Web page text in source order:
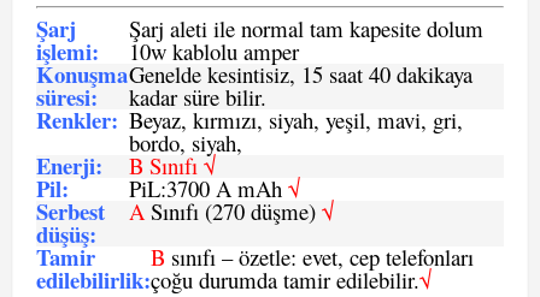
Şarj
işlemi:
Şarj aleti ile normal tam kapesite dolum
10w kablolu amper
Konuşma
süresi:
Genelde kesintisiz, 15 saat 40 dakikaya
kadar süre bilir.
Renkler: Beyaz, kırmızı, siyah, yeşil, mavi, gri,
bordo, siyah,
Enerji: B Sınıfı √
Pil: PiL:3700 A mAh √
Serbest
düşüş:
ASınıfı (270 düşme) √
Tamir
edilebilirlik:
B sınıfı – özetle: evet, cep telefonları
çoğu durumda tamir edilebilir.√